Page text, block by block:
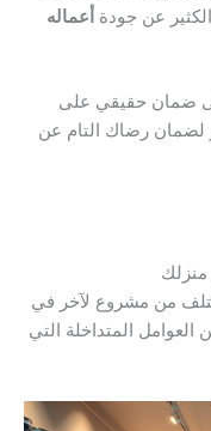
عن جودة أعماله
ضمان حقيقي على
لضمان رضاك التام عن
من مشروع لآخر في
المتداخلة التي